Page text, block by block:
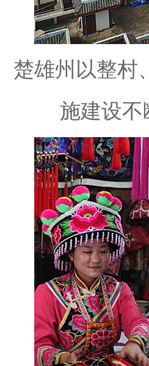
楚雄州以整村
施建设